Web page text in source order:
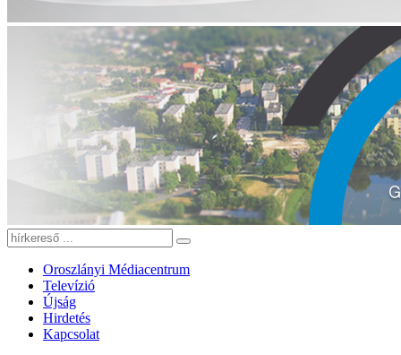
Oroszlányi Médiacentrum
Televízió
Újság
Hirdetés
Kapcsolat